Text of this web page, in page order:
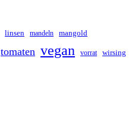
linsen mandeln mangold
tomaten vegan vorrat wirsing